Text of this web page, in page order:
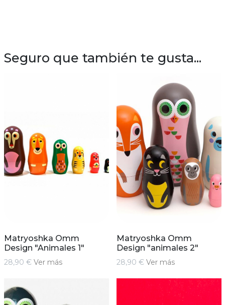
Seguro que también te gusta...
Matryoshka Omm
Design "Animales 1"
28,90 € Ver más
Matryoshka Omm
Design "animales 2"
28,90 € Ver más